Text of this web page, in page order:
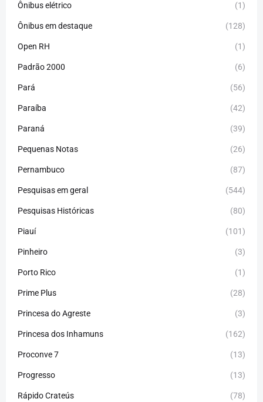
Ônibus elétrico (1)
Ônibus em destaque (128)
Open RH (1)
Padrão 2000 (6)
Pará (56)
Paraíba (42)
Paraná (39)
Pequenas Notas (26)
Pernambuco (87)
Pesquisas em geral (544)
Pesquisas Históricas (80)
Piauí (101)
Pinheiro (3)
Porto Rico (1)
Prime Plus (28)
Princesa do Agreste (3)
Princesa dos Inhamuns (162)
Proconve 7 (13)
Progresso (13)
Rápido Crateús (78)